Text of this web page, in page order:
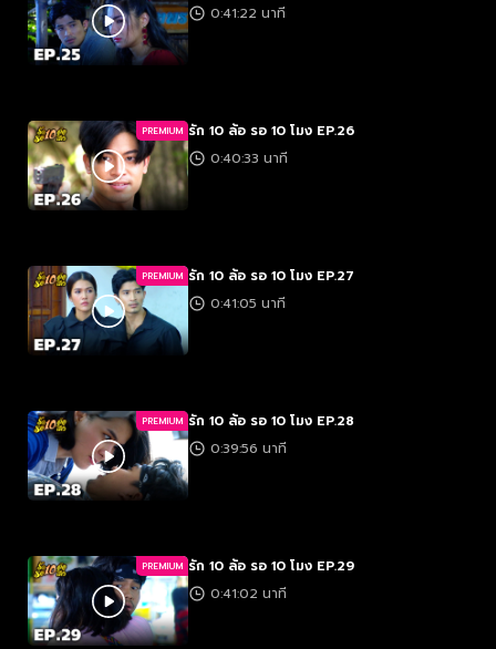
0:41:22 นาที
PREMIUM รัก 10 ล้อ รอ 10 โมง EP.26
0:40:33 นาที
PREMIUM รัก 10 ล้อ รอ 10 โมง EP.27
0:41:05 นาที
PREMIUM รัก 10 ล้อ รอ 10 โมง EP.28
0:39:56 นาที
PREMIUM รัก 10 ล้อ รอ 10 โมง EP.29
0:41:02 นาที